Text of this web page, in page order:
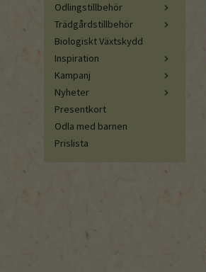
Odlingstillbehör
Trädgårdstillbehör
Biologiskt Växtskydd
Inspiration
Kampanj
Nyheter
Presentkort
Odla med barnen
Prislista